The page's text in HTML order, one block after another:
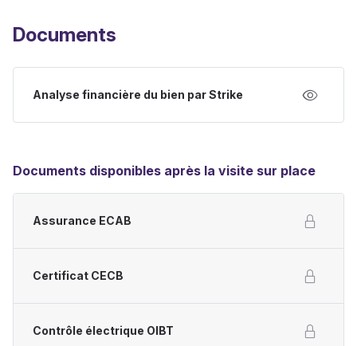
Documents
Analyse financière du bien par Strike
Documents disponibles après la visite sur place
Assurance ECAB
Certificat CECB
Contrôle électrique OIBT